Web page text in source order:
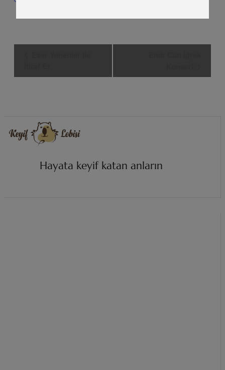
Hayata keyif katan anların